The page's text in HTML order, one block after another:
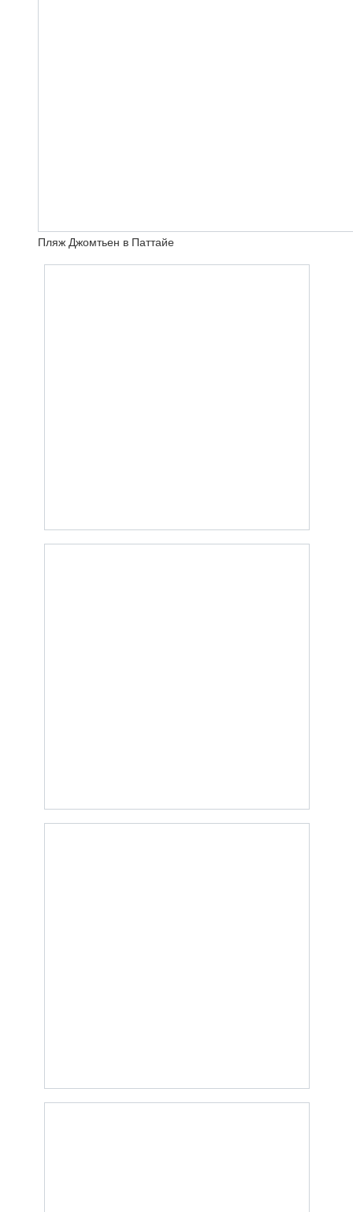
Пляж Джомтьен в Паттайе